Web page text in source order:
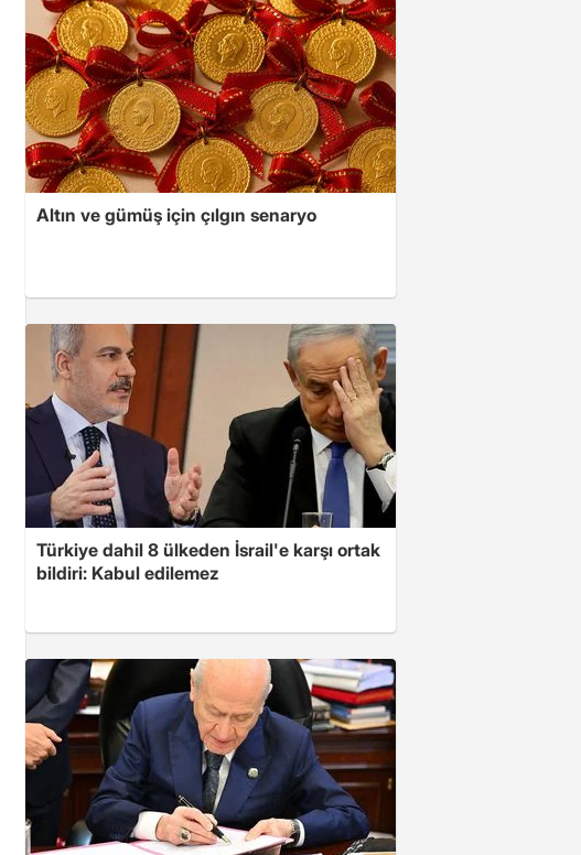
Altın ve gümüş için çılgın senaryo
Türkiye dahil 8 ülkeden İsrail'e karşı ortak
bildiri: Kabul edilemez